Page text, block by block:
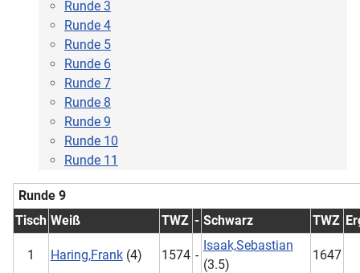
Runde 3
Runde 4
Runde 5
Runde 6
Runde 7
Runde 8
Runde 9
Runde 10
Runde 11
Runde 9
Tisch Weiß TWZ - Schwarz TWZ
1 Haring,Frank(4) 1574 -
Isaak,Sebastian
(3.5)
1647